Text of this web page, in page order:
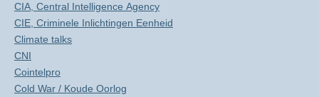
CIA, Central Intelligence Agency
CIE, Criminele Inlichtingen Eenheid
Climate talks
CNI
Cointelpro
Cold War / Koude Oorlog